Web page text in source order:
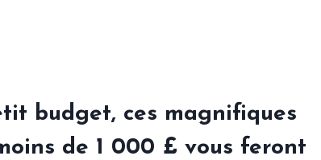
budget, ces magnifiques
de 1 000 £ vous feront